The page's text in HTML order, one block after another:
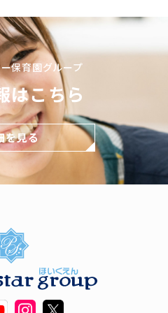
保育園グループ
はこちら
を見る